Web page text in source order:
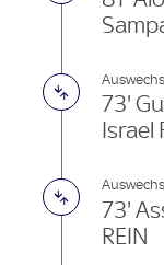
73'
Israel
73'
REIN